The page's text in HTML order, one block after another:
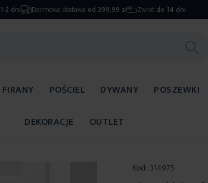
1-2 dni Darmowa dostawa od 299,99 zł Zwrot do 14 dni
FIRANY POŚCIEL DYWANY
POSZEWKI
DEKORACJE
OUTLET
Kod: 314975